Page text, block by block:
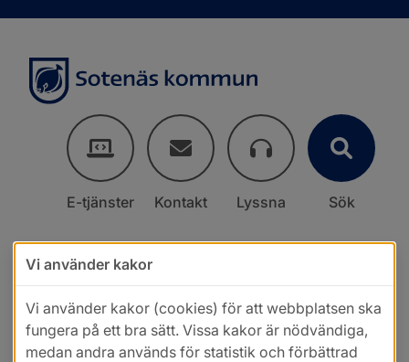
E-tjänster Kontakt Lyssna Sök
Vi använder kakor
Vi använder kakor (cookies) för att webbplatsen ska
fungera på ett bra sätt. Vissa kakor är nödvändiga,
medan andra används för statistik och förbättrad